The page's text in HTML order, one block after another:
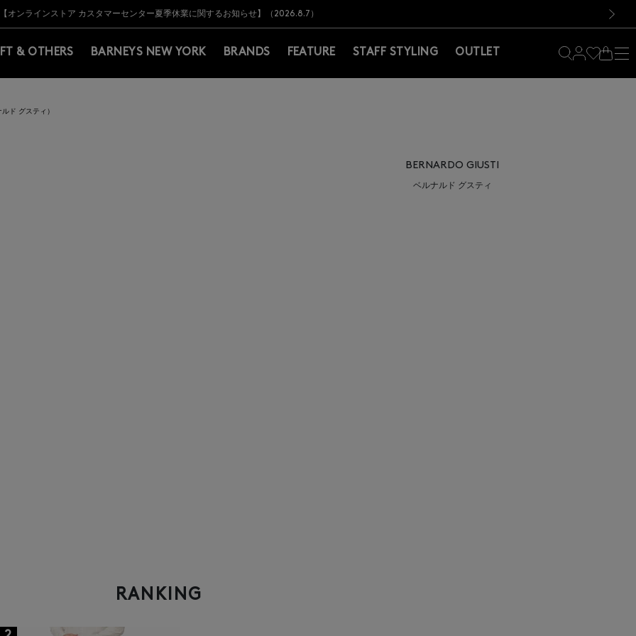
BARNEYS＞会員のお客様は11,000円（税込）以上のお買上げで常時送料無料！お買い物の際は会員登録を！
【夏季休業に伴う出荷一時停止のお知らせ】(2026.8.7)
【オンラインストア カスタマーセンター夏季休業に関するお知らせ】（2026.8.7）
【夏季休業に伴う返品・交換承り一時停止のお知らせ】（2026.8.5）
熊本県を中心とした地震の影響によるお荷物のお届けについて
【開催中】SUMMER SALEのご案内・ご注意事項
BARNEYS＞会員のお客様は11,000円（税込）以上のお買上げで常時送料無料！お買い物の際は会員登録を！
【夏季休業に伴う出荷一時停止のお知らせ】(2026.8.7)
& OTHERS BARNEYS NEW YORK BRANDS FEATURE STAFF STYLING OUTLET
ド グスティ）
BERNARDO GIUSTI
ベルナルド グスティ
RANKING